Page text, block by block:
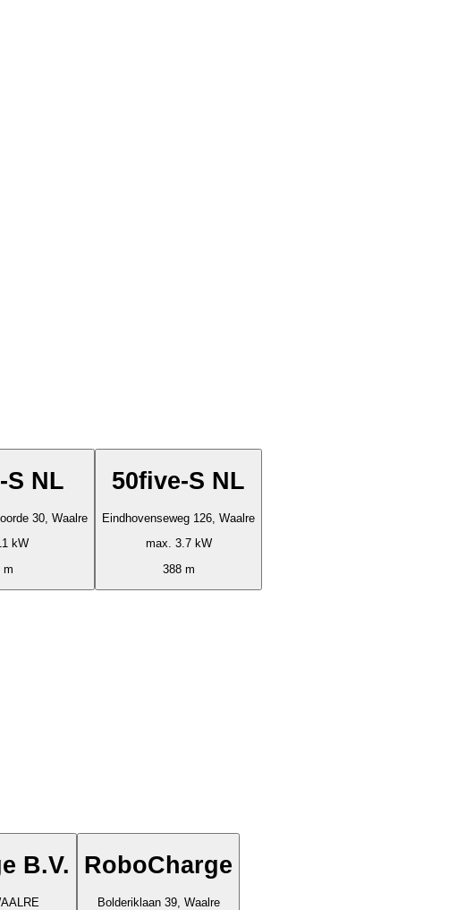
S NL
30, Waalre
kW
m
50five-S NL
Eindhovenseweg 126, Waalre
max. 3.7 kW
388 m
B.V. RoboCharge
Bolderiklaan 39, Waalre